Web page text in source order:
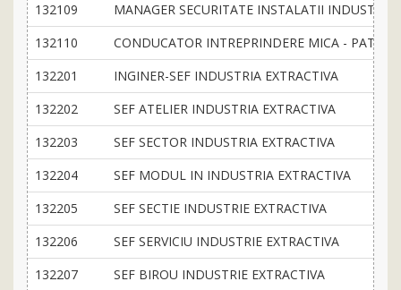
132109
MANAGER SECURITATE INSTALATII INDUSTRIA
132110
CONDUCATOR INTREPRINDERE MICA -
132201
INGINER-SEF INDUSTRIA EXTRACTIVA
132202
SEF ATELIER INDUSTRIA EXTRACTIVA
132203
SEF SECTOR INDUSTRIA EXTRACTIVA
132204
SEF MODUL IN INDUSTRIA EXTRACTIVA
132205
SEF SECTIE INDUSTRIE EXTRACTIVA
132206
SEF SERVICIU INDUSTRIE EXTRACTIVA
132207
SEF BIROU INDUSTRIE EXTRACTIVA